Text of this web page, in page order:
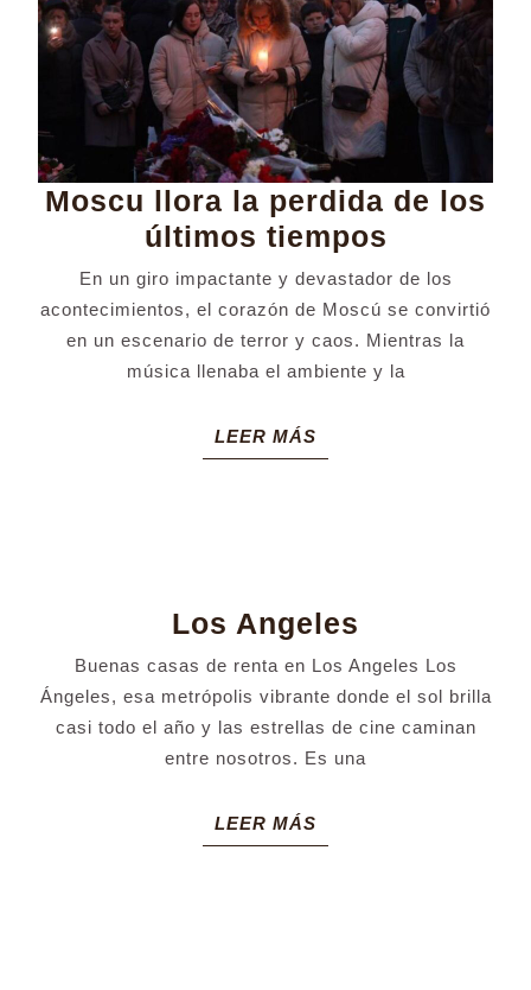
Moscu llora la perdida de los
últimos tiempos
llora
la
perdida
de
En un giro impactante y devastador de los
acontecimientos, el corazón de Moscú se convirtió
en un escenario de terror y caos. Mientras la
música llenaba el ambiente y la
LEER MÁS
MÁS
Los Angeles
Angeles
Buenas casas de renta en Los Angeles Los
Ángeles, esa metrópolis vibrante donde el sol brilla
casi todo el año y las estrellas de cine caminan
entre nosotros. Es una
LEER MÁS
MÁS